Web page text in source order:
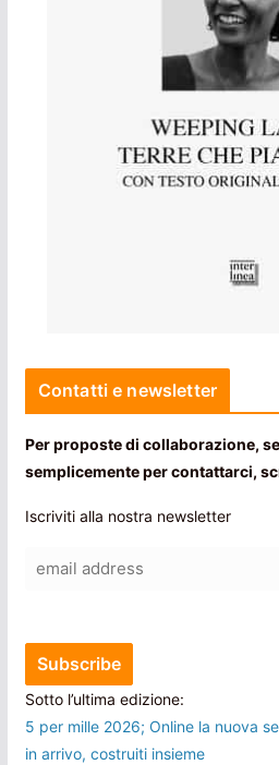
Contatti e newsletter
Per proposte di collaborazione,
semplicemente per contattarci,
Iscriviti alla nostra newsletter
Sotto l’ultima edizione:
5 per mille 2026; Online la nuova
in arrivo, costruiti insieme